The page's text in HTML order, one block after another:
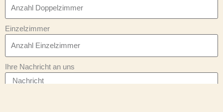
Einzelzimmer
Ihre Nachricht an uns